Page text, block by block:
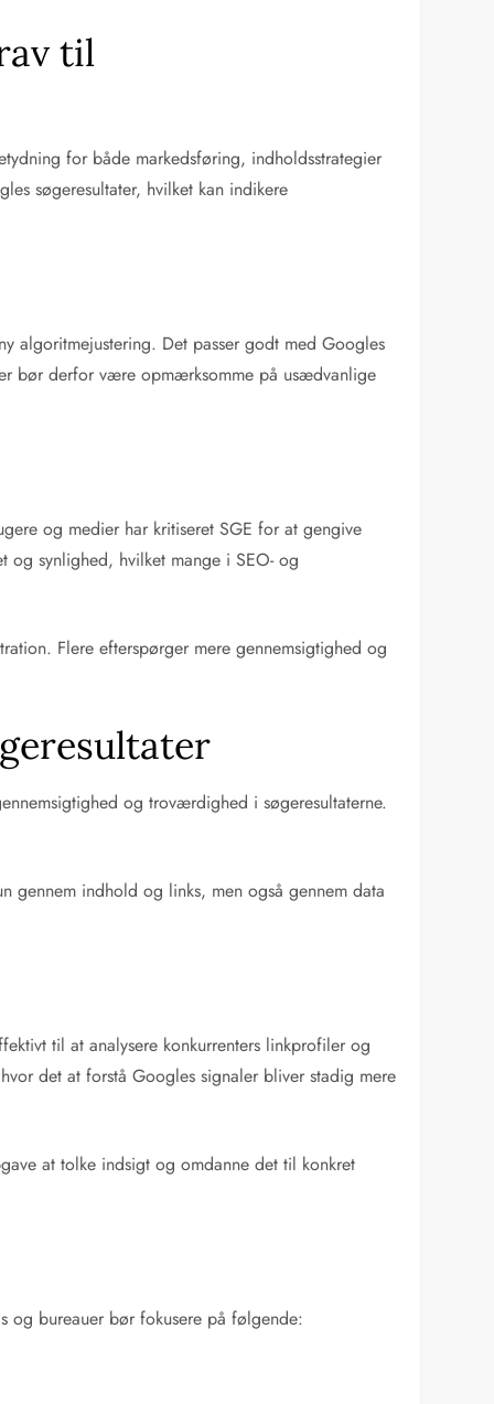
til
for både markedsføring, indholdsstrategier
søgeresultater, hvilket kan indikere
algoritmejustering. Det passer godt med Googles
bør derfor være opmærksomme på usædvanlige
og medier har kritiseret SGE for at gengive
og synlighed, hvilket mange i SEO- og
Flere efterspørger mere gennemsigtighed og
og troværdighed i søgeresultaterne.
gennem indhold og links, men også gennem data
til at analysere konkurrenters linkprofiler og
det at forstå Googles signaler bliver stadig mere
at tolke indsigt og omdanne det til konkret
og bureauer bør fokusere på følgende: